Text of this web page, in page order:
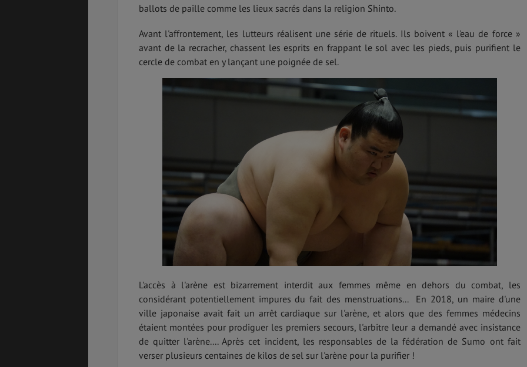
ballots de paille comme les lieux sacrés dans la religion Shinto.
Avant l'affrontement, les lutteurs réalisent une série de rituels. Ils boivent « l'eau de force »
avant de la recracher, chassent les esprits en frappant le sol avec les pieds, puis purifient le
cercle de combat en y lançant une poignée de sel.
L'accès à l'arène est bizarrement interdit aux femmes même en dehors du combat, les
considérant potentiellement impures du fait des menstruations... En 2018, un maire d'une
ville japonaise avait fait un arrêt cardiaque sur l'arène, et alors que des femmes médecins
étaient montées pour prodiguer les premiers secours, l'arbitre leur a demandé avec insistance
de quitter l'arène.... Après cet incident, les responsables de la fédération de Sumo ont fait
verser plusieurs centaines de kilos de sel sur l'arène pour la purifier !